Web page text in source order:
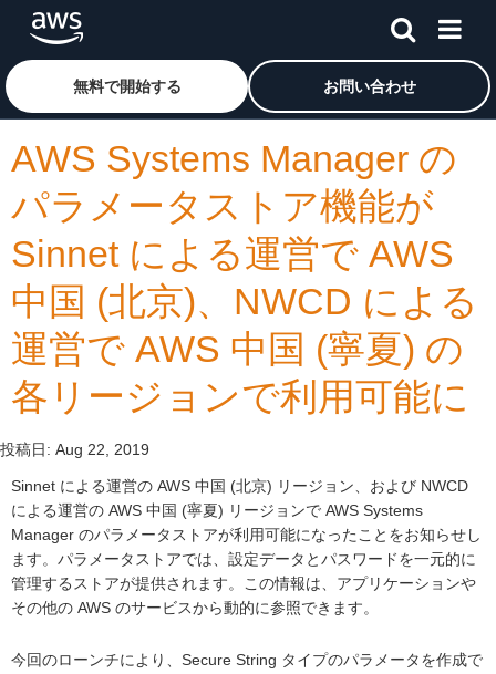
メインコンテンツに移動
アマゾン ウェブ サービスのホームページに戻るには、こ
無料で開始する お問い合わせ
AWS Systems Manager の
パラメータストア機能が
Sinnet による運営で AWS
中国 (北京)、NWCD による
運営で AWS 中国 (寧夏) の
各リージョンで利用可能に
投稿日: Aug 22, 2019
Sinnet による運営の AWS 中国 (北京) リージョン、および NWCD
による運営の AWS 中国 (寧夏) リージョンで AWS Systems
Manager のパラメータストアが利用可能になったことをお知らせし
ます。パラメータストアでは、設定データとパスワードを一元的に
管理するストアが提供されます。この情報は、アプリケーションや
その他の AWS のサービスから動的に参照できます。
今回のローンチにより、Secure String タイプのパラメータを作成で